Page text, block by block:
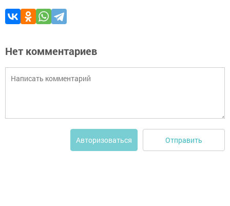
Нет комментариев
Авторизоваться Отправить